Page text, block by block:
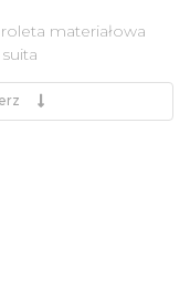
materiałowa